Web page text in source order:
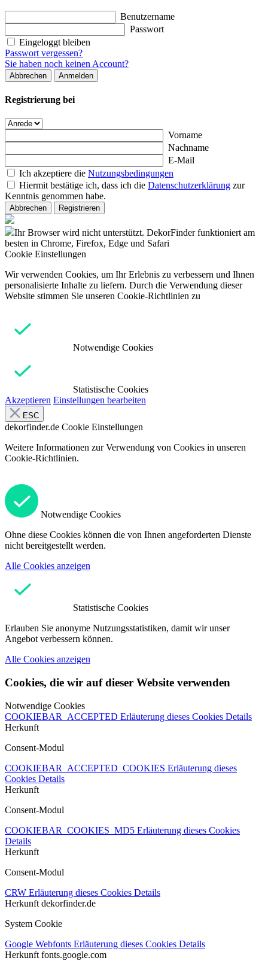
Benutzername
Passwort
Eingeloggt bleiben
Passwort vergessen?
Sie haben noch keinen Account?
Abbrechen Anmelden
Registrierung bei
Vorname
Nachname
E-Mail
Ich akzeptiere die Nutzungsbedingungen
Hiermit bestätige ich, dass ich die Datenschutzerklärung zur
Kenntnis genommen habe.
Abbrechen Registrieren
Ihr Browser wird nicht unterstützt. DekorFinder funktioniert am
besten in Chrome, Firefox, Edge und Safari
Cookie Einstellungen
Wir verwenden Cookies, um Ihr Erlebnis zu verbessern und Ihnen
personalisierte Inhalte zu liefern. Durch die Verwendung dieser
Website stimmen Sie unseren Cookie-Richtlinien zu
Notwendige Cookies
Statistische Cookies
Akzeptieren Einstellungen bearbeiten
ESC
dekorfinder.de Cookie Einstellungen
Weitere Informationen zur Verwendung von Cookies in unseren
Cookie-Richtlinien.
Notwendige Cookies
Ohne diese Cookies können die von Ihnen angeforderten Dienste
nicht bereitgestellt werden.
Alle Cookies anzeigen
Statistische Cookies
Erlauben Sie anonyme Nutzungsstatistiken, damit wir unser
Angebot verbessern können.
Alle Cookies anzeigen
Cookies, die wir auf dieser Website verwenden
Notwendige Cookies
COOKIEBAR_ACCEPTED Erläuterung dieses Cookies Details
Herkunft
Consent-Modul
COOKIEBAR_ACCEPTED_COOKIES Erläuterung dieses
Cookies Details
Herkunft
Consent-Modul
COOKIEBAR_COOKIES_MD5 Erläuterung dieses Cookies
Details
Herkunft
Consent-Modul
CRW Erläuterung dieses Cookies Details
Herkunft dekorfinder.de
System Cookie
Google Webfonts Erläuterung dieses Cookies Details
Herkunft fonts.google.com